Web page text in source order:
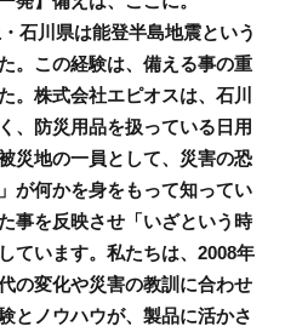
石川県は能登半島地震という
。この経験は、備える事の重
。株式会社エピオスは、石川
、防災用品を扱っている日用
災地の一員として、災害の恐
が何かを身をもって知ってい
事を反映させ「いざという時
ています。私たちは、2008年
の変化や災害の教訓に合わせ
とノウハウが、製品に活かさ